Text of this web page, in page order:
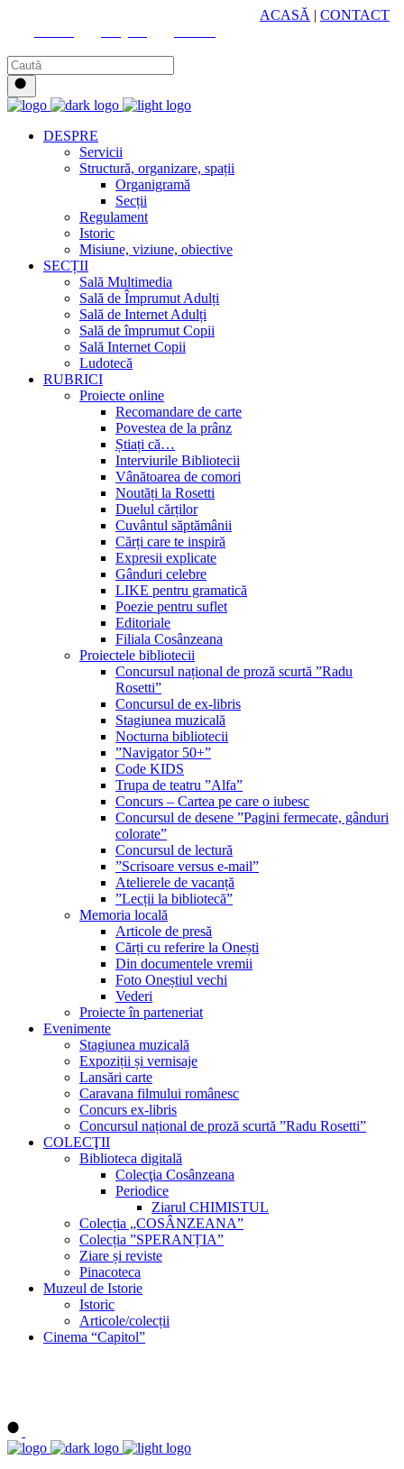
ACASĂ | CONTACT
DESPRE
Servicii
Structură, organizare, spații
Organigramă
Secții
Regulament
Istoric
Misiune, viziune, obiective
SECȚII
Sală Multimedia
Sală de Împrumut Adulți
Sală de Internet Adulți
Sală de împrumut Copii
Sală Internet Copii
Ludotecă
RUBRICI
Proiecte online
Recomandare de carte
Povestea de la prânz
Știați că…
Interviurile Bibliotecii
Vânătoarea de comori
Noutăți la Rosetti
Duelul cărților
Cuvântul săptămânii
Cărți care te inspiră
Expresii explicate
Gânduri celebre
LIKE pentru gramatică
Poezie pentru suflet
Editoriale
Filiala Cosânzeana
Proiectele bibliotecii
Concursul național de proză scurtă ”Radu
Rosetti”
Concursul de ex-libris
Stagiunea muzicală
Nocturna bibliotecii
”Navigator 50+”
Code KIDS
Trupa de teatru ”Alfa”
Concurs – Cartea pe care o iubesc
Concursul de desene ”Pagini fermecate, gânduri
colorate”
Concursul de lectură
”Scrisoare versus e-mail”
Atelierele de vacanță
”Lecții la bibliotecă”
Memoria locală
Articole de presă
Cărți cu referire la Onești
Din documentele vremii
Foto Oneștiul vechi
Vederi
Proiecte în parteneriat
Evenimente
Stagiunea muzicală
Expoziții și vernisaje
Lansări carte
Caravana filmului românesc
Concurs ex-libris
Concursul național de proză scurtă ”Radu Rosetti”
COLECŢII
Biblioteca digitală
Colecţia Cosânzeana
Periodice
Ziarul CHIMISTUL
Colecția „COSÂNZEANA”
Colecția ”SPERANȚIA”
Ziare și reviste
Pinacoteca
Muzeul de Istorie
Istoric
Articole/colecții
Cinema “Capitol”